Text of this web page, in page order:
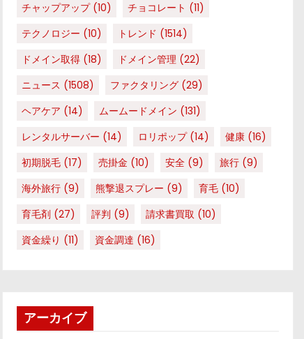
チャップアップ(10) チョコレート (11)
テクノロジー (10) トレンド (1514)
ドメイン取得 (18) ドメイン管理 (22)
ニュース (1508) ファクタリング (29)
ヘアケア (14) ムームードメイン (131)
レンタルサーバー (14) ロリポップ(14) 健康 (16)
初期脱毛 (17) 売掛金 (10) 安全 (9) 旅行 (9)
海外旅行 (9) 熊撃退スプレー (9) 育毛 (10)
育毛剤 (27) 評判 (9) 請求書買取 (10)
資金繰り (11) 資金調達 (16)
アーカイブ